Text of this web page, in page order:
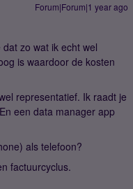
Forum|Forum|1 year ago
zo wat ik echt wel
is waardoor de kosten
representatief. Ik raadt je
een data manager app
als telefoon?
factuurcyclus.